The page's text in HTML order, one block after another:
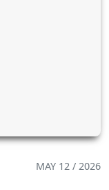
MAY 12 / 2026